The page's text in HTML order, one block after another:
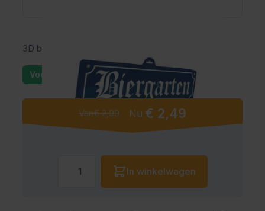
3D bord Biergarten
Voorraad: 25+
Van€ 2,99 Nu € 2,49
In winkelwagen